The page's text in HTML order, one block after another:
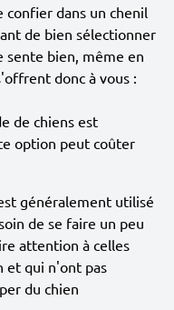
confier dans un chenil
de bien sélectionner
sente bien, même en
donc à vous :
de chiens est
option peut coûter
généralement utilisé
de se faire un peu
attention à celles
et qui n'ont pas
du chien